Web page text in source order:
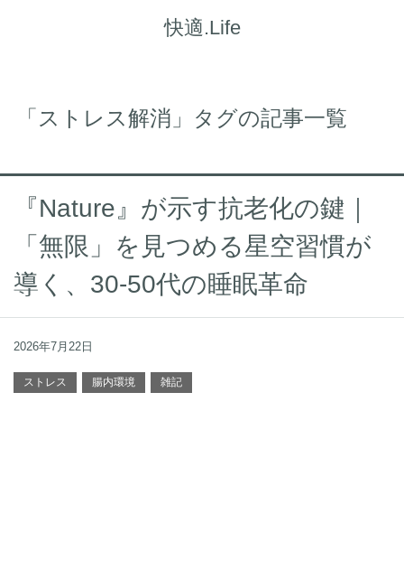
快適.Life
「ストレス解消」タグの記事一覧
『Nature』が示す抗老化の鍵｜
「無限」を見つめる星空習慣が
導く、30-50代の睡眠革命
2026年7月22日
ストレス 腸内環境 雑記